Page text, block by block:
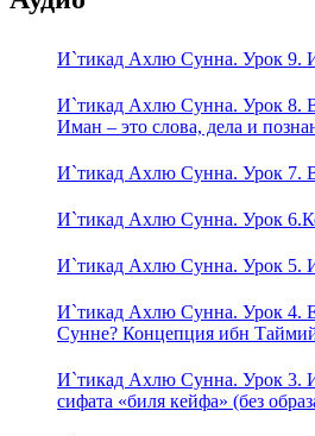
И`тикад Ахлю Сунна. Урок 9.
И`тикад Ахлю Сунна. Урок 8.
Иман – это слова, дела и
И`тикад Ахлю Сунна. Урок 7.
И`тикад Ахлю Сунна. Урок
И`тикад Ахлю Сунна. Урок 5.
И`тикад Ахлю Сунна. Урок 4.
Сунне? Концепция ибн
И`тикад Ахлю Сунна. Урок 3.
сифата «биля кейфа» (без